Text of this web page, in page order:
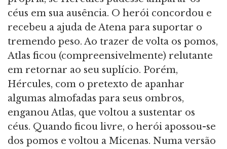
céus em sua ausência. O herói concordou e
recebeu a ajuda de Atena para suportar o
tremendo peso. Ao trazer de volta os pomos,
Atlas ficou (compreensivelmente) relutante
em retornar ao seu suplício. Porém,
Hércules, com o pretexto de apanhar
algumas almofadas para seus ombros,
enganou Atlas, que voltou a sustentar os
céus. Quando ficou livre, o herói apossou-se
dos pomos e voltou a Micenas. Numa versão